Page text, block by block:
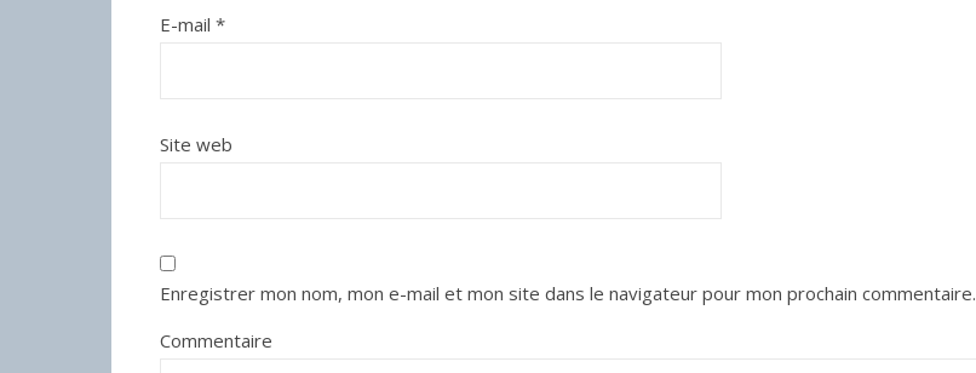
E-mail *
Site web
Enregistrer mon nom, mon e-mail et mon site dans le navigateur pour mon prochain commentaire.
Commentaire